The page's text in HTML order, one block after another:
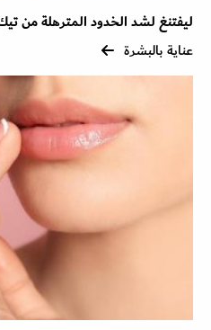
ليفتنغ لشد الخدود المترهلة من
عناية بالبشرة